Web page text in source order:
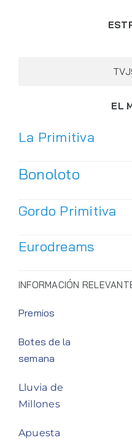
EL
La Primitiva
Bonoloto
Gordo Primitiva
Eurodreams
INFORMACIÓN
Premios
Botes de la
semana
Lluvia de
Millones
Apuesta